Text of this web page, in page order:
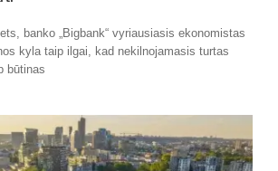
banko „Bigbank“ vyriausiasis ekonomistas
kyla taip ilgai, kad nekilnojamasis turtas
būtinas